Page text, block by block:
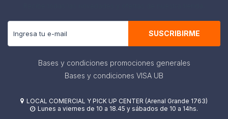
SUSCRIBIRME
Bases y condiciones promociones generales
Bases y condiciones VISA UB
 LOCAL COMERCIAL Y PICK UP CENTER (Arenal Grande 1763)
 Lunes a viernes de 10 a 18.45 y sábados de 10 a 14hs.